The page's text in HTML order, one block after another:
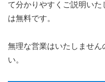
て分かりやすくご説明いた
は無料です。
無理な営業はいたしません
い。